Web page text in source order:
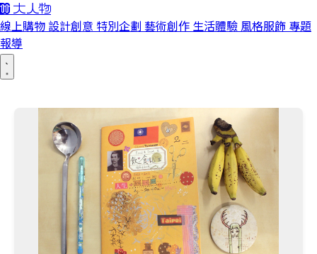
線上購物 設計創意 特別企劃 藝術創作 生活體驗 風格服飾 專題
報導